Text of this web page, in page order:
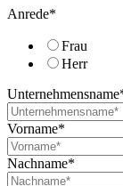
Anrede*
Frau
Herr
Unternehmensname
Vorname*
Nachname*